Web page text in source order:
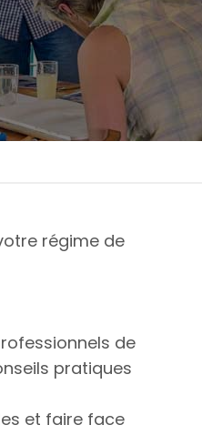
régime de
de
pratiques
et faire face